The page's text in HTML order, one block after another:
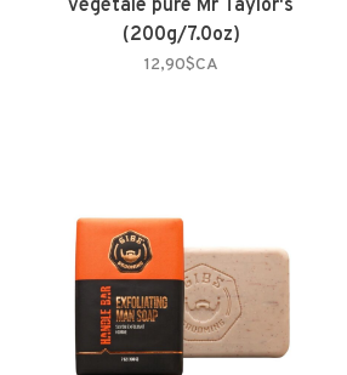
végétale pure Mr Taylor's
(200g/7.0oz)
12,90$CA